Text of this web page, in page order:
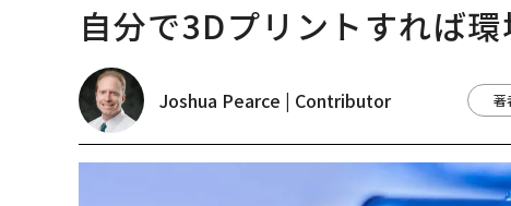
自分で3Dプリントすれば
Joshua Pearce | Contributor 著